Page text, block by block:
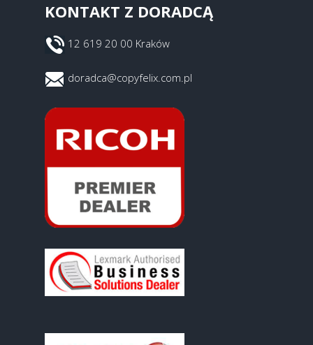
KONTAKT Z DORADCĄ
12 619 20 00 Kraków
doradca@copyfelix.com.pl